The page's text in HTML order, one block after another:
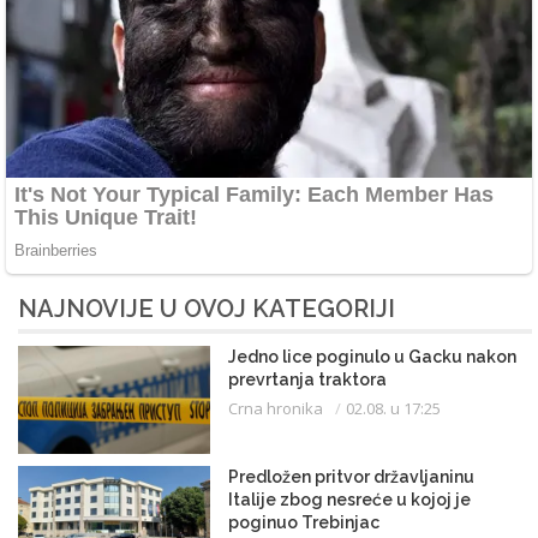
NAJNOVIJE U OVOJ KATEGORIJI
Jedno lice poginulo u Gacku nakon
prevrtanja traktora
Crna hronika 02.08. u 17:25
Predložen pritvor državljaninu
Italije zbog nesreće u kojoj je
poginuo Trebinjac